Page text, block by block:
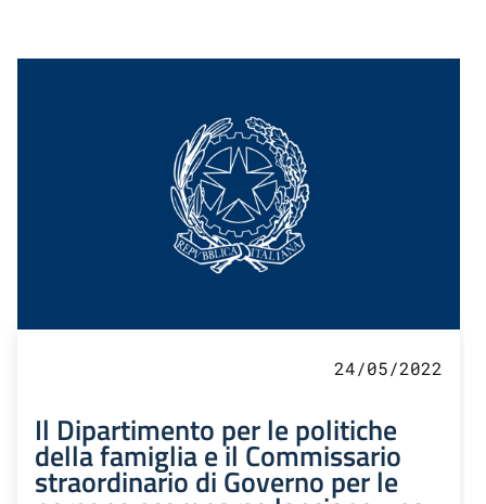
24/05/2022
Il Dipartimento per le politiche
della famiglia e il Commissario
straordinario di Governo per le